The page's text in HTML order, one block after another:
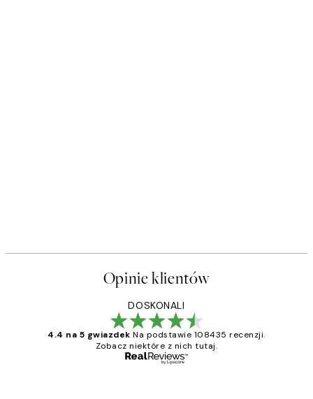
Opinie klientów
DOSKONALI
4.4 na 5 gwiazdek Na podstawie 108435 recenzji.
Zobacz niektóre z nich tutaj.